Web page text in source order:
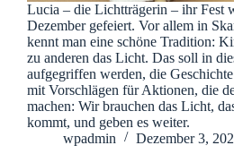
Lucia – die Lichtträgerin – ihr Fest
Dezember gefeiert. Vor allem in
kennt man eine schöne Tradition:
zu anderen das Licht. Das soll in
aufgegriffen werden, die
mit Vorschlägen für Aktionen, die
machen: Wir brauchen das Licht,
kommt, und geben es weiter.
wpadmin
Dezember 3,